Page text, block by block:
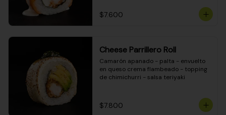
$7.600
Cheese Parrillero Roll
Camarón apanado - palta - envuelto
en queso crema flambeado - topping
de chimichurri - salsa teriyaki
$7.800